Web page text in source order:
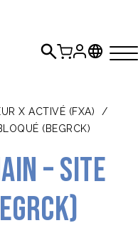
X ACTIVÉ (FXA)
/
(BEGRCK)
– site